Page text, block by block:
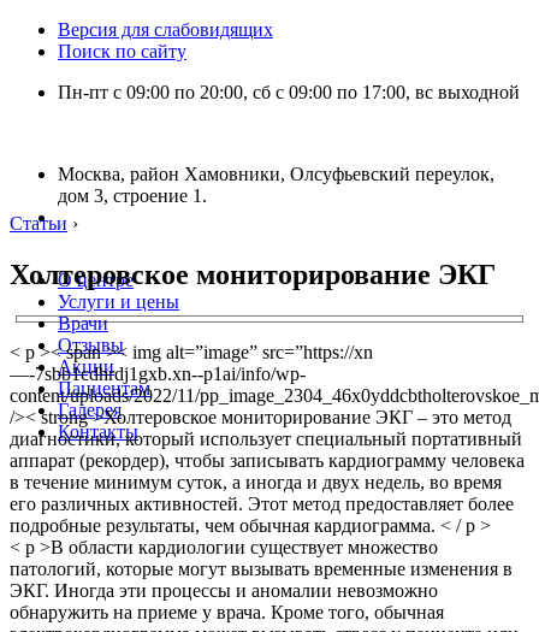
Версия для слабовидящих
Поиск по сайту
Пн-пт с 09:00 по 20:00, сб с 09:00 по 17:00, вс выходной
Москва, район Хамовники, Олсуфьевский переулок,
дом 3, строение 1.
О центре
Услуги и цены
Врачи
Отзывы
Акции
Пациентам
Галерея
Контакты
Статьи ›
Холтеровское мониторирование ЭКГ
< p >< span >< img alt=”image” src=”https://xn
—-7sbb1cdhrdj1gxb.xn--p1ai/info/wp-
content/uploads/2022/11/
/>< strong >Холтеровское мониторирование ЭКГ – это метод
диагностики, который использует специальный портативный
аппарат (рекордер), чтобы записывать кардиограмму человека
в течение минимум суток, а иногда и двух недель, во время
его различных активностей. Этот метод предоставляет более
подробные результаты, чем обычная кардиограмма. < / p >
< p >В области кардиологии существует множество
патологий, которые могут вызывать временные изменения в
ЭКГ. Иногда эти процессы и аномалии невозможно
обнаружить на приеме у врача. Кроме того, обычная